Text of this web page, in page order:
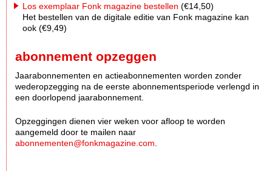
Los exemplaar Fonk magazine bestellen (€14,50)
Het bestellen van de digitale editie van Fonk magazine kan
ook (€9,49)
abonnement opzeggen
Jaarabonnementen en actieabonnementen worden zonder
wederopzegging na de eerste abonnementsperiode verlengd in
een doorlopend jaarabonnement.
Opzeggingen dienen vier weken voor afloop te worden
aangemeld door te mailen naar
abonnementen@fonkmagazine.com